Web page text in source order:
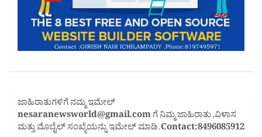
ಜಾಹಿರಾತುಗಳಿಗೆ ನಮ್ಮ ಇಮೇಲ್
nesaranewsworld@gmail.comಗೆ ನಿಮ್ಮ ಜಾಹಿರಾತು ,ವಿಳಾಸ
ಮತ್ತು ಮೊಬೈಲ್ ಸಂಖ್ಯೆಯನ್ನು ಇಮೇಲ್ ಮಾಡಿ .Contact:8496085912